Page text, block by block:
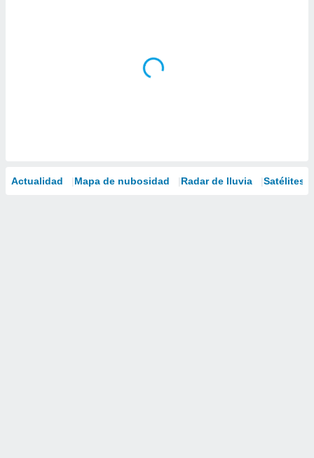
Actualidad Mapa de nubosidad Radar de lluvia Satélites